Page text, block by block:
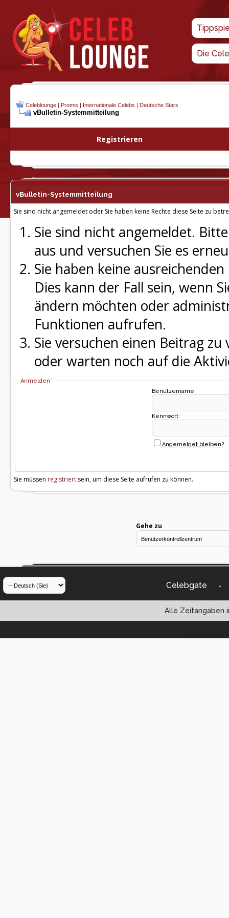
Die
Celeblounge | Promis | Internationale Celebs | Deutsche Stars
vBulletin-Systemmitteilung
Registrieren
vBulletin-Systemmitteilung
Sie sind nicht angemeldet oder Sie haben keine Rechte diese Seite zu
Sie sind nicht angemeldet.
aus und versuchen Sie es
Sie haben keine
Dies kann der Fall sein, wenn
ändern möchten oder
Funktionen aufrufen.
Sie versuchen einen Beitrag
oder warten noch auf die
Anmelden
Benutzername:
Kennwort:
Angemeldet bleiben?
Sie müssen registriert sein, um diese Seite aufrufen zu können.
Gehe zu
Celebgate -
Alle Zeitangaben